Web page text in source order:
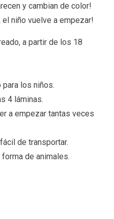
y cambian de color!
el niño vuelve a empezar!
a partir de los 18
para los niños.
4 láminas.
a empezar tantas veces
de transportar.
de animales.